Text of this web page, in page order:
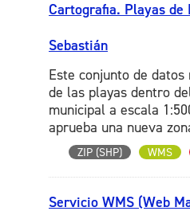
Cartografia. Playas de
Sebastián
Este conjunto de
de las playas dentro
municipal a escala
aprueba una nueva
ZIP (SHP) WMS
Servicio WMS (Web